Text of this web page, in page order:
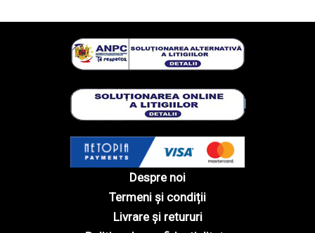
Despre noi
Termeni și condiții
Livrare și retururi